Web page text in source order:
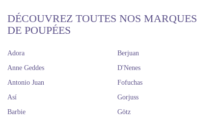
cuisines et d'accessoires de jouets
petits, mais les inspirent également et leur enseignent de précieuses leçons
ouvrir et fermer les fours et les armoires, et préparer des plats
imaginaires favorisera leur coordination et leur habileté.
jouetssont une toile blanche pour l'imagination de votre enfant. Ils
peuvent inventer des recettes, créer des menus, décorer leur cuisine de
Renforcer leurs compétences sociales : Partager la cuisine de jouet avec
DÉCOUVREZ TOUTES NOS MARQUES
DE POUPÉES
Adora
Anne Geddes
Antonio Juan
Así
Barbie
Berjuan
D'Nenes
Fofuchas
Gorjuss
Götz